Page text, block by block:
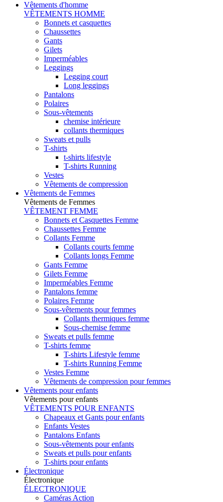
Vêtements d'homme
VÊTEMENTS HOMME
Bonnets et casquettes
Chaussettes
Gants
Gilets
Imperméables
Leggings
Legging court
Long leggings
Pantalons
Polaires
Sous-vêtements
chemise intérieure
collants thermiques
Sweats et pulls
T-shirts
t-shirts lifestyle
T-shirts Running
Vestes
Vêtements de compression
Vêtements de Femmes
Vêtements de Femmes
VÊTEMENT FEMME
Bonnets et Casquettes Femme
Chaussettes Femme
Collants Femme
Collants courts femme
Collants longs Femme
Gants Femme
Gilets Femme
Imperméables Femme
Pantalons femme
Polaires Femme
Sous-vêtements pour femmes
Collants thermiques femme
Sous-chemise femme
Sweats et pulls femme
T-shirts femme
T-shirts Lifestyle femme
T-shirts Running Femme
Vestes Femme
Vêtements de compression pour femmes
Vêtements pour enfants
Vêtements pour enfants
VÊTEMENTS POUR ENFANTS
Chapeaux et Gants pour enfants
Enfants Vestes
Pantalons Enfants
Sous-vêtements pour enfants
Sweats et pulls pour enfants
T-shirts pour enfants
Électronique
Électronique
ÉLECTRONIQUE
Caméras Action